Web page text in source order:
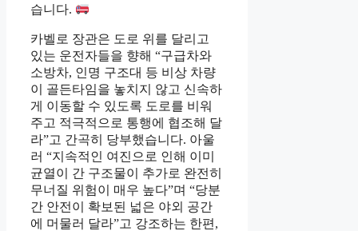
습니다.
카벨로 장관은 도로 위를 달리고
있는 운전자들을 향해 “구급차와
소방차, 인명 구조대 등 비상 차량
이 골든타임을 놓치지 않고 신속하
게 이동할 수 있도록 도로를 비워
주고 적극적으로 통행에 협조해 달
라”고 간곡히 당부했습니다. 아울
러 “지속적인 여진으로 인해 이미
균열이 간 구조물이 추가로 완전히
무너질 위험이 매우 높다”며 “당분
간 안전이 확보된 넓은 야외 공간
에 머물러 달라”고 강조하는 한편,